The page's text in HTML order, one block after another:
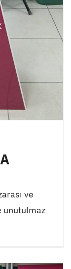
ve
unutulmaz